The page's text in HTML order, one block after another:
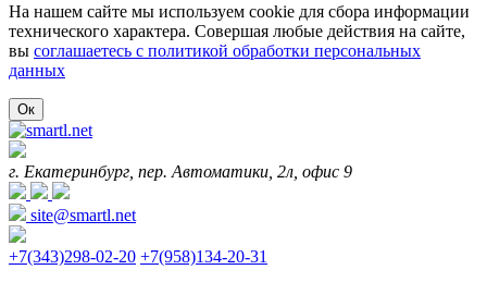
На нашем сайте мы используем cookie для сбора информации
технического характера. Совершая любые действия на сайте,
вы соглашаетесь с политикой обработки персональных
данных
Ок
г. Екатеринбург, пер. Автоматики, 2л, офис 9
site@smartl.net
+7(343)298-02-20 +7(958)134-20-31